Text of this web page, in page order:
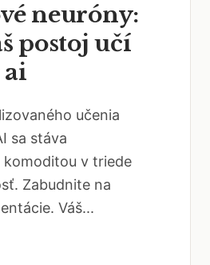
neuróny:
postoj učí
ai
učenia
sa stáva
komoditou v triede
Zabudnite na
Váš...